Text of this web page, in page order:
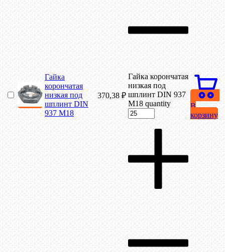
Гайка
корончатая
низкая под
шплинт DIN
937 М18
370,38 ₽
Гайка корончатая
низкая под
шплинт DIN 937
М18 quantity
В
корзину